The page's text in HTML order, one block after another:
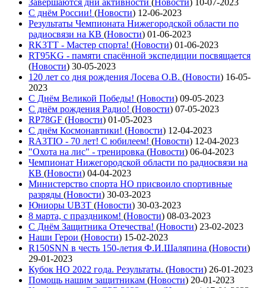
С днём России! (Новости) 12-06-2023
Результаты Чемпионата Нижегородской области по
радиосвязи на КВ (Новости) 01-06-2023
RK3TT - Мастер спорта! (Новости) 01-06-2023
RT95KG - памяти спасённой экспедиции посвящается
(Новости) 30-05-2023
120 лет со дня рождения Лосева О.В. (Новости) 16-05-
2023
С Днём Великой Победы! (Новости) 09-05-2023
С днём рождения Радио! (Новости) 07-05-2023
RP78GF (Новости) 01-05-2023
С днём Космонавтики! (Новости) 12-04-2023
RA3TIO - 70 лет! С юбилеем! (Новости) 12-04-2023
"Охота на лис" - тренировка (Новости) 06-04-2023
Чемпионат Нижегородской области по радиосвязи на
КВ (Новости) 04-04-2023
Министерство спорта НО присвоило спортивные
разряды (Новости) 30-03-2023
Юниоры UB3T (Новости) 30-03-2023
8 марта, с праздником! (Новости) 08-03-2023
С Днём Защитника Отечества! (Новости) 23-02-2023
Наши Герои (Новости) 15-02-2023
R150SNN в честь 150-летия Ф.И.Шаляпина (Новости)
29-01-2023
Кубок НО 2022 года. Результаты. (Новости) 26-01-2023
Помощь нашим защитникам (Новости) 20-01-2023